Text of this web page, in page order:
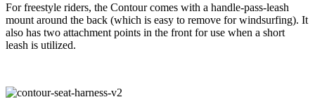
For freestyle riders, the Contour comes with a handle-pass-leash
mount around the back (which is easy to remove for windsurfing). It
also has two attachment points in the front for use when a short
leash is utilized.